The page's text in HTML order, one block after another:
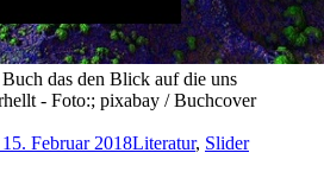
das den Blick auf die uns
- Foto:; pixabay / Buchcover
15. Februar 2018Literatur, Slider